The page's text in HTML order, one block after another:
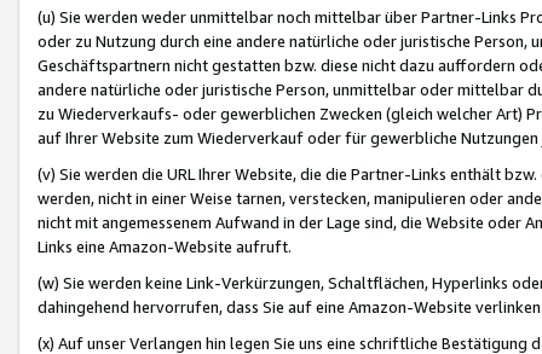
(u) Sie werden weder unmittelbar noch mittelbar über Partner-Links
oder zu Nutzung durch eine andere natürliche oder juristische
Geschäftspartnern nicht gestatten bzw. diese nicht dazu auffordern
andere natürliche oder juristische Person, unmittelbar oder mittelbar
zu Wiederverkaufs- oder gewerblichen Zwecken (gleich welcher Art)
auf Ihrer Website zum Wiederverkauf oder für gewerbliche
(v) Sie werden die URL Ihrer Website, die die Partner-Links enthält
werden, nicht in einer Weise tarnen, verstecken, manipulieren oder
nicht mit angemessenem Aufwand in der Lage sind, die Website oder
Links eine Amazon-Website aufruft.
(w) Sie werden keine Link-Verkürzungen, Schaltflächen, Hyperlinks
dahingehend hervorrufen, dass Sie auf eine Amazon-Website
(x) Auf unser Verlangen hin legen Sie uns eine schriftliche